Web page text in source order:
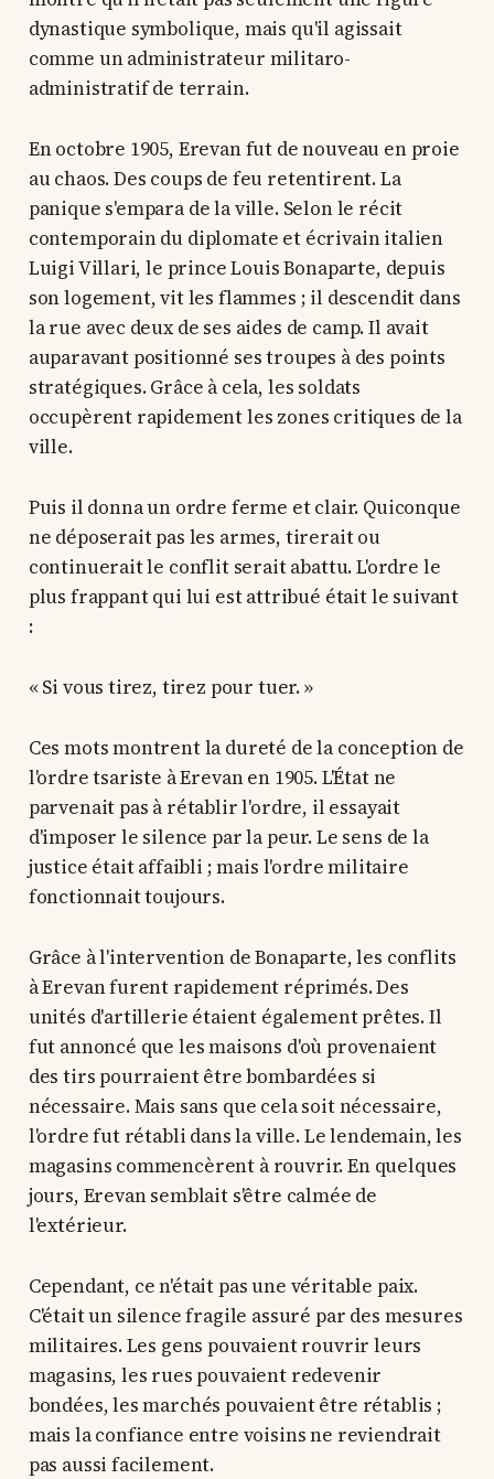
dynastique symbolique, mais qu'il agissait
comme un administrateur militaro-
administratif de terrain.
En octobre 1905, Erevan fut de nouveau en proie
au chaos. Des coups de feu retentirent. La
panique s'empara de la ville. Selon le récit
contemporain du diplomate et écrivain italien
Luigi Villari, le prince Louis Bonaparte, depuis
son logement, vit les flammes ; il descendit dans
la rue avec deux de ses aides de camp. Il avait
auparavant positionné ses troupes à des points
stratégiques. Grâce à cela, les soldats
occupèrent rapidement les zones critiques de la
ville.
Puis il donna un ordre ferme et clair. Quiconque
ne déposerait pas les armes, tirerait ou
continuerait le conflit serait abattu. L'ordre le
plus frappant qui lui est attribué était le suivant
:
« Si vous tirez, tirez pour tuer. »
Ces mots montrent la dureté de la conception de
l'ordre tsariste à Erevan en 1905. L'État ne
parvenait pas à rétablir l'ordre, il essayait
d'imposer le silence par la peur. Le sens de la
justice était affaibli ; mais l'ordre militaire
fonctionnait toujours.
Grâce à l'intervention de Bonaparte, les conflits
à Erevan furent rapidement réprimés. Des
unités d'artillerie étaient également prêtes. Il
fut annoncé que les maisons d'où provenaient
des tirs pourraient être bombardées si
nécessaire. Mais sans que cela soit nécessaire,
l'ordre fut rétabli dans la ville. Le lendemain, les
magasins commencèrent à rouvrir. En quelques
jours, Erevan semblait s'être calmée de
l'extérieur.
Cependant, ce n'était pas une véritable paix.
C'était un silence fragile assuré par des mesures
militaires. Les gens pouvaient rouvrir leurs
magasins, les rues pouvaient redevenir
bondées, les marchés pouvaient être rétablis ;
mais la confiance entre voisins ne reviendrait
pas aussi facilement.